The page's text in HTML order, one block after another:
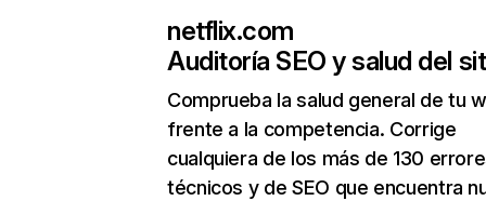
netflix.com
Auditoría SEO y salud del
Comprueba la salud general de tu
frente a la competencia. Corrige
cualquiera de los más de 130
técnicos y de SEO que encuentra